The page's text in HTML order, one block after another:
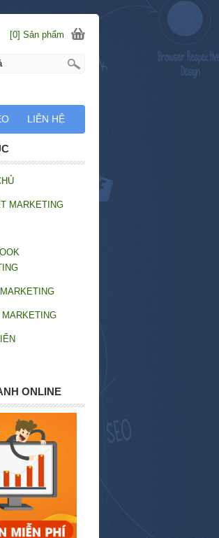
MARKETING
ONLINE
[0] Sản phẩm
LIÊN HỆ